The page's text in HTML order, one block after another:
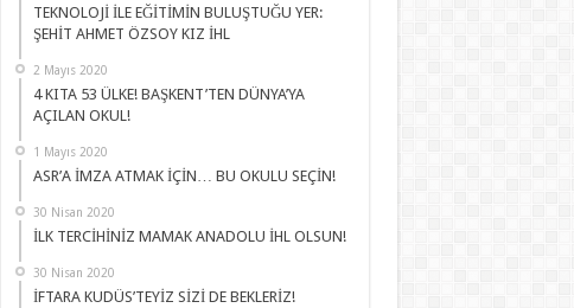
TEKNOLOJİ İLE EĞİTİMİN BULUŞTUĞU YER:
ŞEHİT AHMET ÖZSOY KIZ İHL
2 Mayıs 2020
4 KITA 53 ÜLKE! BAŞKENT’TEN DÜNYA’YA
AÇILAN OKUL!
1 Mayıs 2020
ASR’A İMZA ATMAK İÇİN… BU OKULU SEÇİN!
30 Nisan 2020
İLK TERCİHİNİZ MAMAK ANADOLU İHL OLSUN!
30 Nisan 2020
İFTARA KUDÜS’TEYİZ SİZİ DE BEKLERİZ!